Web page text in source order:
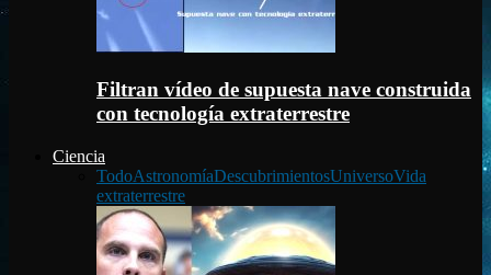
Filtran vídeo de supuesta nave construida
con tecnología extraterrestre
Ciencia
TodoAstronomíaDescubrimientosUniversoVida
extraterrestre